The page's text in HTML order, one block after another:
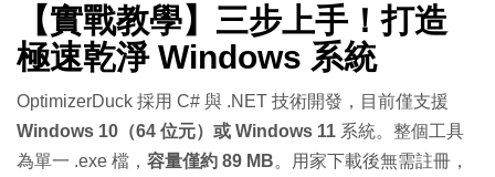
【實戰教學】三步上手！打造
極速乾淨 Windows 系統
OptimizerDuck 採用 C# 與 .NET 技術開發，目前僅支援
Windows 10（64 位元）或 Windows 11 系統。整個工具
為單一 .exe 檔， 容量僅約 89 MB。用家下載後無需註冊，